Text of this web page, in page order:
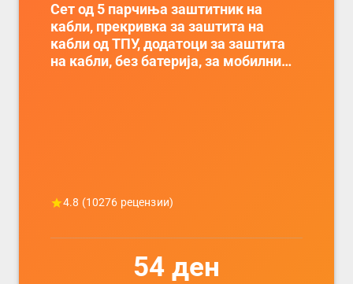
Сет од 5 парчиња заштитник на
кабли, прекривка за заштита на
кабли од ТПУ, додатоци за заштита
на кабли, без батерија, за мобилни
4.8 (10276 рецензии)
54 ден